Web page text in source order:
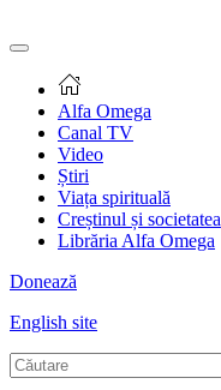
Alfa Omega
Canal TV
Video
Știri
Viața spirituală
Creștinul și societatea
Librăria Alfa Omega
Donează
English site